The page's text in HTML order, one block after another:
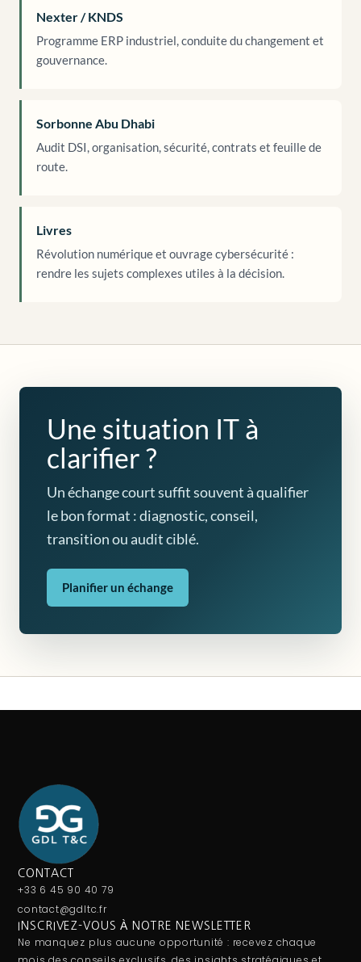
Nexter / KNDS
Programme ERP industriel, conduite du changement et
gouvernance.
Sorbonne Abu Dhabi
Audit DSI, organisation, sécurité, contrats et feuille de
route.
Livres
Révolution numérique et ouvrage cybersécurité :
rendre les sujets complexes utiles à la décision.
Une situation IT à
clarifier ?
Un échange court suffit souvent à qualifier
le bon format : diagnostic, conseil,
transition ou audit ciblé.
Planifier un échange
CONTACT
+33 6 45 90 40 79
contact@gdltc.fr
INSCRIVEZ-VOUS À NOTRE NEWSLETTER
Ne manquez plus aucune opportunité : recevez chaque